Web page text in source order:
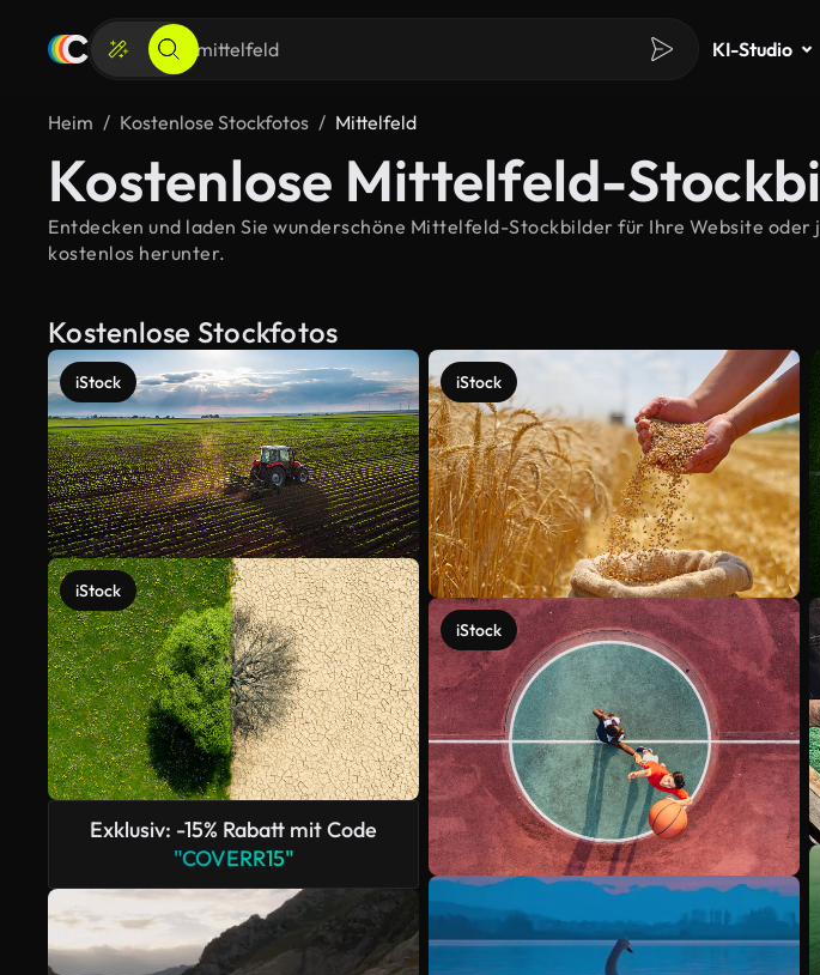
KI-Studio
Heim Kostenlose Stockfotos Mittelfeld
Kostenlose Mittelfeld-
Entdecken und laden Sie wunderschöne Mittelfeld-Stockbilder für Ihre Website
kostenlos herunter.
Kostenlose Stockfotos
iStock
iStock
Exklusiv: -15% Rabatt mit Code
"COVERR15"
iStock
iStock